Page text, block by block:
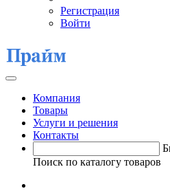
Регистрация
Войти
Компания
Товары
Услуги и решения
Контакты
Поиск по каталогу товаров